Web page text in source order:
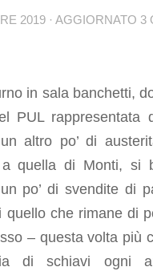
2019 · AGGIORNATO 3
in sala banchetti,
PUL rappresentata
altro po’ di
a quella di Monti, si
po’ di svendite di
che rimane di
– questa volta più
di schiavi ogni